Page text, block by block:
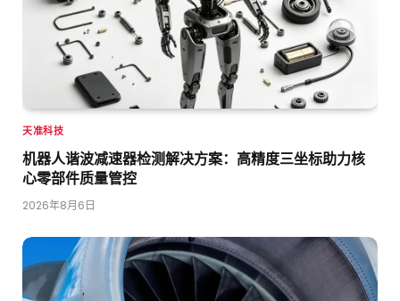
天准科技
机器人谐波减速器检测解决方案：高精度三坐标助力核
心零部件质量管控
2026年8月6日